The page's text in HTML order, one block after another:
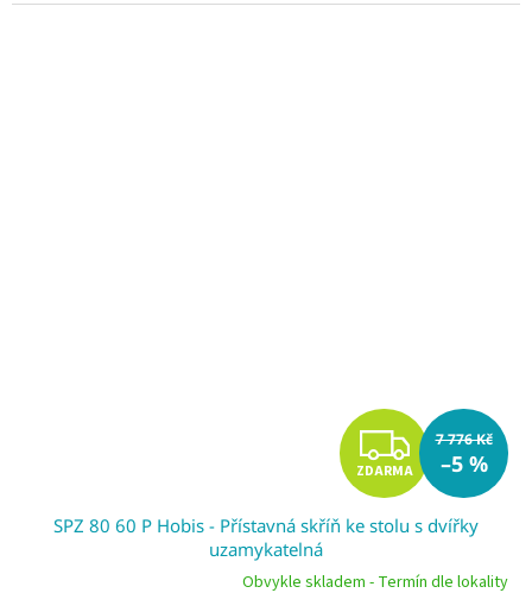
Z
D
A
ZDARMA
7 776 Kč
–5 %
SPZ 80 60 P Hobis - Přístavná skříň ke stolu s dvířky
uzamykatelná
Obvykle skladem - Termín dle lokality